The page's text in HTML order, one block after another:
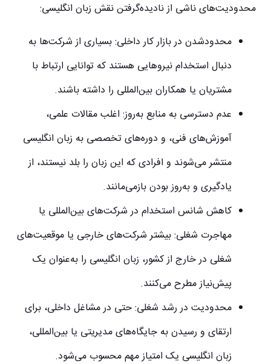
محدودیت‌های ناشی از نادیده‌گرفتن نقش زبان انگلیسی:
محدودشدن در بازار کار داخلی:بسیاری از شرکت‌ها به
دنبال استخدام نیروهایی هستند که توانایی ارتباط با
مشتریان یا همکاران بین‌المللی را داشته باشند.
عدم دسترسی به منابع به‌روز: اغلب مقالات علمی،
آموزش‌های فنی، و دوره‌های تخصصی به زبان انگلیسی
منتشر می‌شوند و افرادی که این زبان را بلد نیستند، از
یادگیری و به‌روز بودن بازمی‌مانند.
کاهش شانس استخدام در شرکت‌های بین‌المللی یا
مهاجرت شغلی:بیشتر شرکت‌های خارجی یا موقعیت‌های
شغلی در خارج از کشور، زبان انگلیسی را به‌عنوان یک
پیش‌نیاز مطرح می‌کنند.
محدودیت در رشد شغلی:حتی در مشاغل داخلی، برای
ارتقای و رسیدن به جایگاه‌های مدیریتی یا بین‌المللی،
زبان انگلیسی یک امتیاز مهم محسوب می‌شود.